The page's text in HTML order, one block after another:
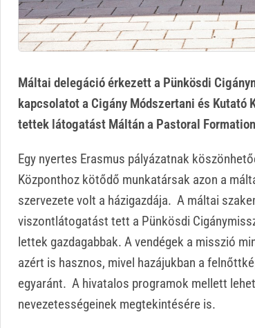
Máltai delegáció érkezett a Pünkösdi
kapcsolatot a Cigány Módszertani és Kutató
tettek látogatást Máltán a Pastoral
Egy nyertes Erasmus pályázatnak
Központhoz kötődő munkatársak azon a
szervezete volt a házigazdája. A máltai
viszontlátogatást tett a Pünkösdi
lettek gazdagabbak. A vendégek a misszió
azért is hasznos, mivel hazájukban a
egyaránt. A hivatalos programok mellett
nevezetességeinek megtekintésére is.